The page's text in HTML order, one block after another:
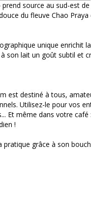
source au sud-est
du fleuve Chao Praya
unique enrichit
son lait un goût subtil et
est destiné à tous,
Utilisez-le pour vos
Et même dans votre
!
pratique grâce à son